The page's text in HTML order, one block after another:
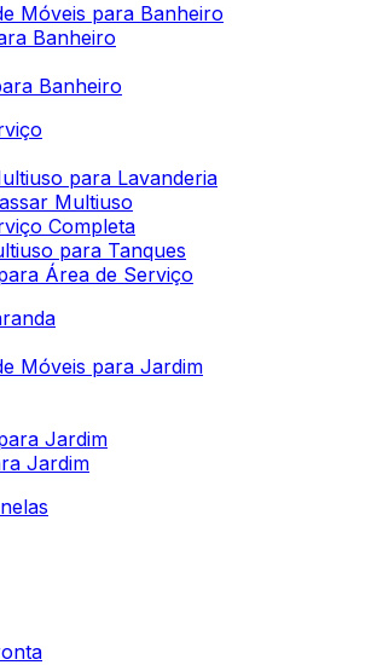
Móveis para Banheiro
Banheiro
Banheiro
para Lavanderia
Multiuso
Completa
para Tanques
Área de Serviço
Móveis para Jardim
Jardim
Jardim